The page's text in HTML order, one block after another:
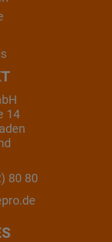
14
80 80